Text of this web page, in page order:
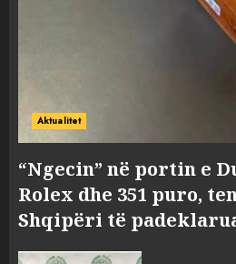
Aktualitet
“Ngecin” në portin e
Rolex dhe 351 puro,
Shqipëri të